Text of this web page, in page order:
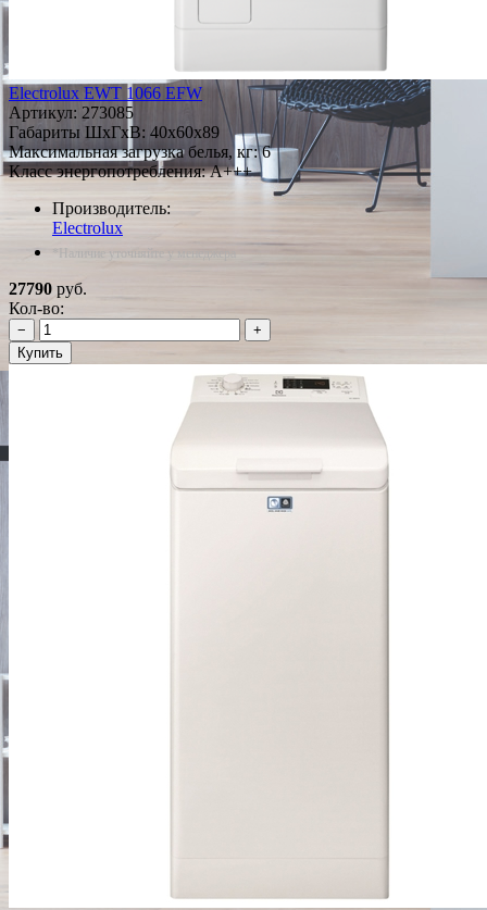
Electrolux EWT 1066 EFW
Артикул: 273085
Габариты ШxГxВ: 40x60x89
Максимальная загрузка белья, кг: 6
Класс энергопотребления: A+++
Производитель:
Electrolux
*Наличие уточняйте у менеджера
27790 руб.
Кол-во:
−
+
Купить